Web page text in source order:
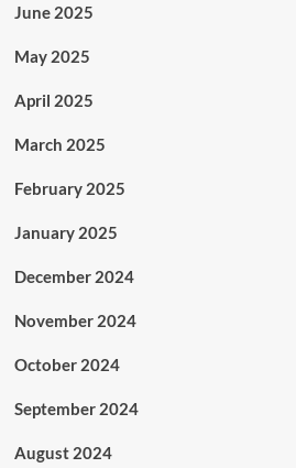
June 2025
May 2025
April 2025
March 2025
February 2025
January 2025
December 2024
November 2024
October 2024
September 2024
August 2024